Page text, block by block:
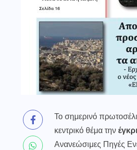
Το σημερινό
κεντρικό θέμα την
Ανανεώσιμες Πηγές